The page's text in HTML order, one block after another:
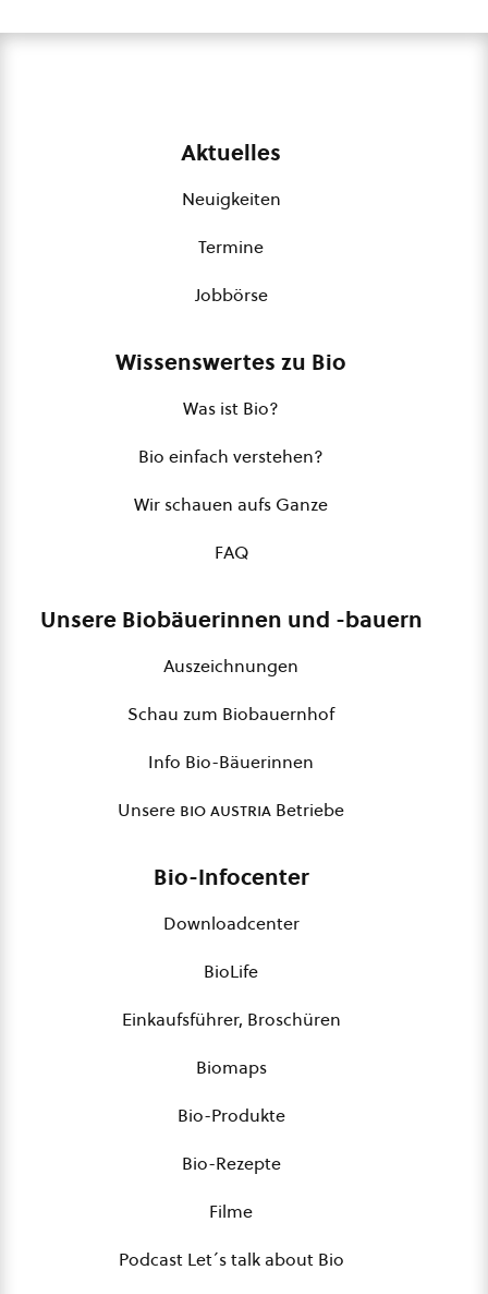
Aktuelles
Neuigkeiten
Termine
Jobbörse
Wissenswertes zu Bio
Was ist Bio?
Bio einfach verstehen?
Wir schauen aufs Ganze
FAQ
Unsere Biobäuerinnen und -bauern
Auszeichnungen
Schau zum Biobauernhof
Info Bio-Bäuerinnen
Unsere bio austria Betriebe
Bio-Infocenter
Downloadcenter
BioLife
Einkaufsführer, Broschüren
Biomaps
Bio-Produkte
Bio-Rezepte
Filme
Podcast Let´s talk about Bio